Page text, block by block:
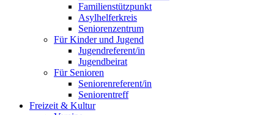
Familienstützpunkt
Asylhelferkreis
Seniorenzentrum
Für Kinder und Jugend
Jugendreferent/in
Jugendbeirat
Für Senioren
Seniorenreferent/in
Seniorentreff
Freizeit & Kultur